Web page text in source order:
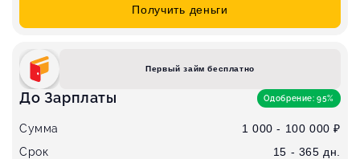
Получить деньги
Первый займ бесплатно
До Зарплаты Одобрение: 95%
Сумма
1 000 - 100 000 ₽
Срок
15 - 365 дн.